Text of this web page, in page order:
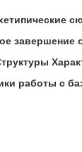
завершение
работы с